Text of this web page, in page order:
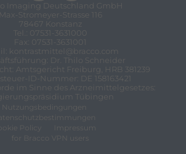
Imaging Deutschland GmbH
Max-Stromeyer-Strasse 116
78467 Konstanz
Tel.: 07531-3631000
Fax: 07531-3631001
kontrastmittel@bracco.com
Dr. Thilo Schneider
Amtsgericht Freiburg, HRB 381239
ID-Nummer: DE 158163421
im Sinne des Arzneimittelgesetzes:
Tübingen
Nutzungsbedingungen
Policy
Impressum
for Bracco VPN users